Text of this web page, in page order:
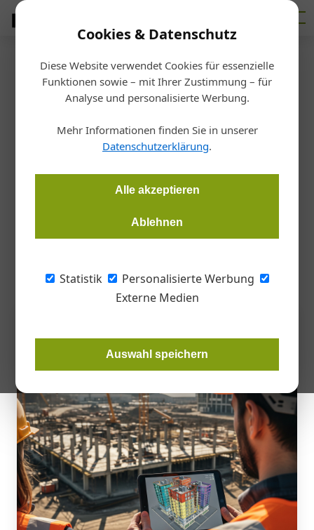
Cookies & Datenschutz
Diese Website verwendet Cookies für essenzielle
Funktionen sowie – mit Ihrer Zustimmung – für
Analyse und personalisierte Werbung.
Mehr Informationen finden Sie in unserer
Datenschutzerklärung.
Alle akzeptieren
Ablehnen
Statistik
Personalisierte Werbung
Externe Medien
Auswahl speichern
Startseite /Bauen
Zukunftsagentur Bau
KI: gewusst wie statt nie
30.09.2025, 07:24 Uhr
einigen Aufholbedarf. Das zeigt eine Studie der
Zukunftsagentur Bau (ZAB) und der Uni Krems. Sie gibt aber